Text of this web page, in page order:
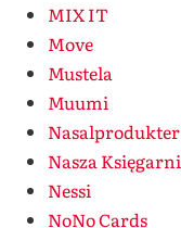
MIX IT
Move
Mustela
Muumi
Nasalprodukter
Nasza
Nessi
NoNo Cards